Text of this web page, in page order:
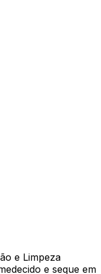
e Limpeza
e seque em